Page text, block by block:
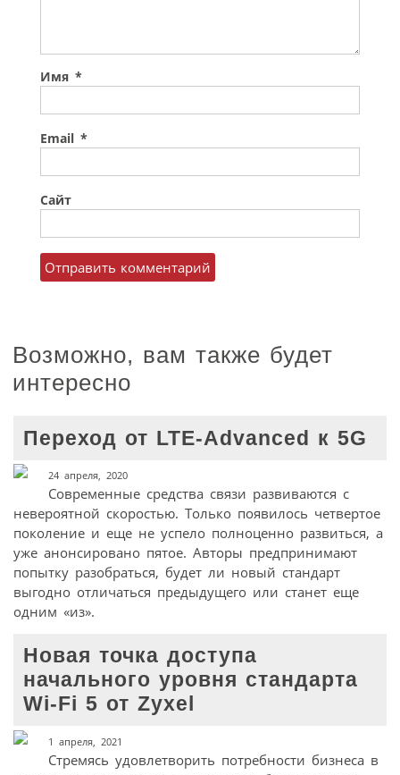
Имя *
Email *
Сайт
Возможно, вам также будет
интересно
Переход от LTE-Advanced к 5G
24 апреля, 2020
Современные средства связи развиваются с
невероятной скоростью. Только появилось четвертое
поколение и еще не успело полноценно развиться, а
уже анонсировано пятое. Авторы предпринимают
попытку разобраться, будет ли новый стандарт
выгодно отличаться предыдущего или станет еще
одним «из».
Новая точка доступа
начального уровня стандарта
Wi-Fi 5 от Zyxel
1 апреля, 2021
Стремясь удовлетворить потребности бизнеса в